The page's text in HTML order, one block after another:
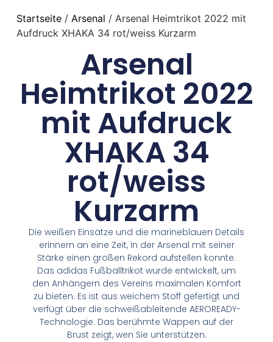
Startseite/ Arsenal / Arsenal Heimtrikot 2022 mit
Aufdruck XHAKA 34 rot/weiss Kurzarm
Arsenal
Heimtrikot 2022
mit Aufdruck
XHAKA 34
rot/weiss
Kurzarm
Die weißen Einsätze und die marineblauen Details
erinnern an eine Zeit, in der Arsenal mit seiner
Stärke einen großen Rekord aufstellen konnte.
Das adidas Fußballtrikot wurde entwickelt, um
den Anhängern des Vereins maximalen Komfort
zu bieten. Es ist aus weichem Stoff gefertigt und
verfügt über die schweißableitende AEROREADY-
Technologie. Das berühmte Wappen auf der
Brust zeigt, wen Sie unterstützen.